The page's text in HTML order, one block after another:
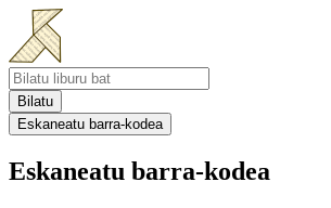
Bilatu
Eskaneatu barra-kodea
Eskaneatu barra-kodea